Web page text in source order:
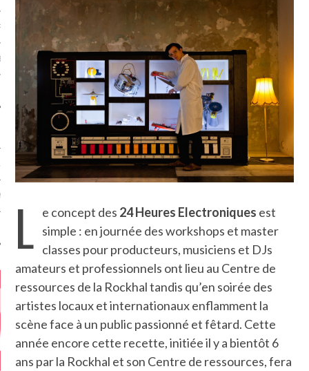
L e concept des 24 Heures Electroniques est
simple : en journée des workshops et master
classes pour producteurs, musiciens et DJs
amateurs et professionnels ont lieu au Centre de
ressources de la Rockhal tandis qu’en soirée des
artistes locaux et internationaux enflamment la
scène face à un public passionné et fêtard. Cette
année encore cette recette, initiée il y a bientôt 6
ans par la Rockhal et son Centre de ressources, fera